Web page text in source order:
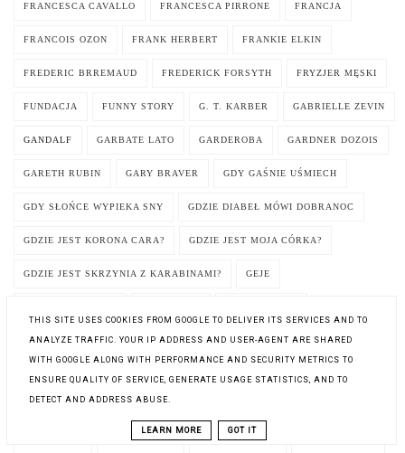
FRANCESCA CAVALLO FRANCESCA PIRRONE FRANCJA
FRANCOIS OZON FRANK HERBERT FRANKIE ELKIN
FREDERIC BRREMAUD FREDERICK FORSYTH FRYZJER MĘSKI
FUNDACJA FUNNY STORY G. T. KARBER GABRIELLE ZEVIN
GANDALF GARBATE LATO GARDEROBA GARDNER DOZOIS
GARETH RUBIN GARY BRAVER GDY GAŚNIE UŚMIECH
GDY SŁOŃCE WYPIEKA SNY GDZIE DIABEŁ MÓWI DOBRANOC
GDZIE JEST KORONA CARA? GDZIE JEST MOJA CÓRKA?
GDZIE JEST SKRZYNIA Z KARABINAMI? GEJE
GEORGE A. ROMERO GEORGE I BŁĘKITNY KSIĘŻYC
GLADIATOR 2 GLOBALIZACJA
THIS SITE USES COOKIES FROM GOOGLE TO DELIVER ITS SERVICES AND TO
ANALYZE TRAFFIC. YOUR IP ADDRESS AND USER-AGENT ARE SHARED
WITH GOOGLE ALONG WITH PERFORMANCE AND SECURITY METRICS TO
ENSURE QUALITY OF SERVICE, GENERATE USAGE STATISTICS, AND TO
DETECT AND ADDRESS ABUSE.
LEARN MORE GOT IT